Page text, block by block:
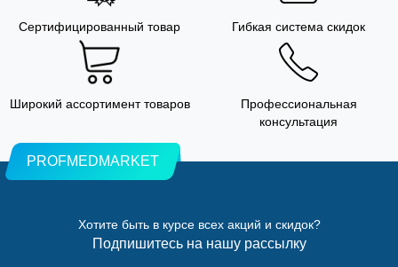
Сертифицированный товар Гибкая система скидок
Широкий ассортимент товаров
Профессиональная
консультация
PROFMEDMARKET
Хотите быть в курсе всех акций и скидок?
Подпишитесь на нашу рассылку